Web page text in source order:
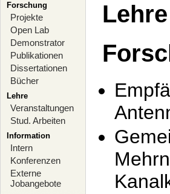
Forschung
Projekte
Open Lab
Demonstrator
Publikationen
Dissertationen
Bücher
Lehre
Veranstaltungen
Stud. Arbeiten
Information
Intern
Konferenzen
Externe
Jobangebote
Lehre